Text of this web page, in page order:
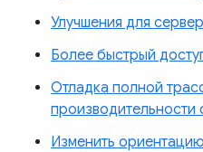
Улучшения для
Более быстрый
Отладка полной
Изменить